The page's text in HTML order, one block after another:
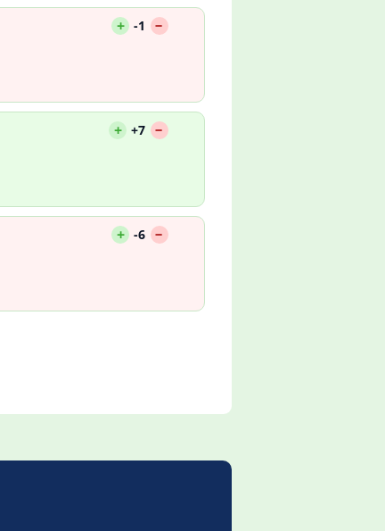
+ -1 --
+ +7 --
+ -6 --